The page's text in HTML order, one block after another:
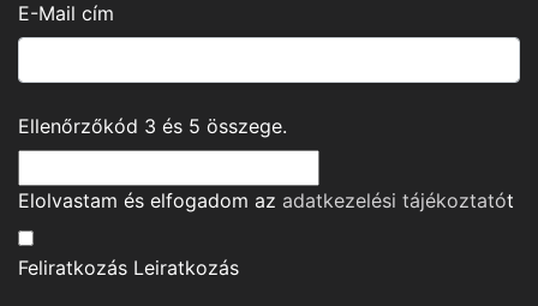
E-Mail cím
Ellenőrzőkód 3 és 5 összege.
Elolvastam és elfogadom az adatkezelési tájékoztatót
Feliratkozás Leiratkozás